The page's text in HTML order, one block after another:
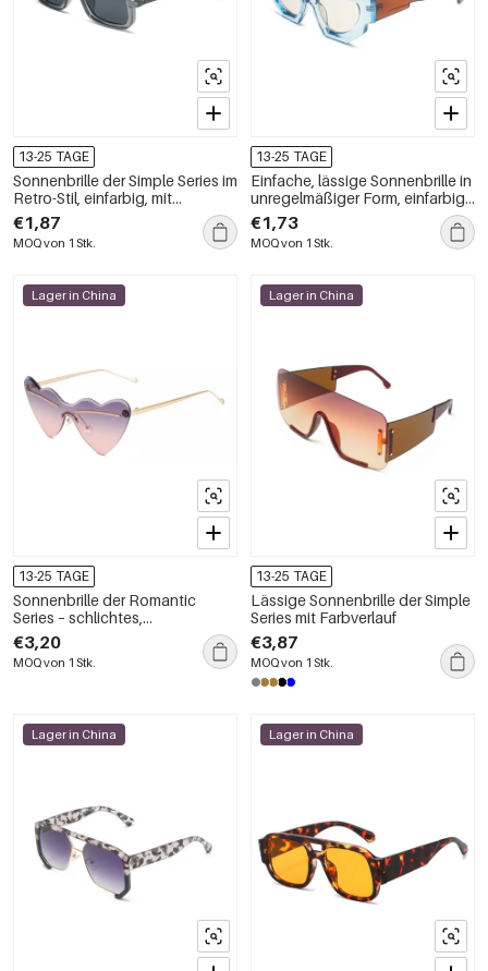
13-25 TAGE
Sonnenbrille der Simple Series im
Retro-Stil, einfarbig, mit
Leopardenmuster und Farbmix
€1,87
MOQ von 1 Stk.
13-25 TAGE
Einfache, lässige Sonnenbrille in
unregelmäßiger Form, einfarbig
und mehrfarbig
€1,73
MOQ von 1 Stk.
Lager in China
13-25 TAGE
Sonnenbrille der Romantic
Series – schlichtes,
unregelmäßig geformtes Herz
mit Farbverlauf
€3,20
MOQ von 1 Stk.
Lager in China
13-25 TAGE
Lässige Sonnenbrille der Simple
Series mit Farbverlauf
€3,87
MOQ von 1 Stk.
Lager in China Lager in China